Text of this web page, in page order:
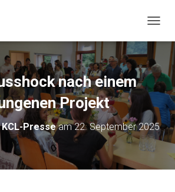
A
V
I
G
A
I
N
U
M
nach einem
Projekt
KCL-Presseam22. September 2025